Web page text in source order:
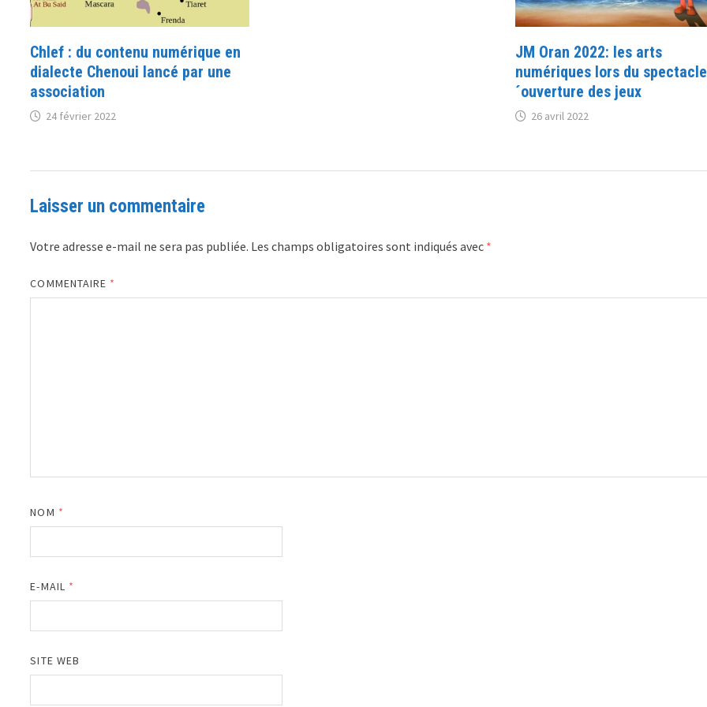
Chlef : du contenu numérique en
dialecte Chenoui lancé par une
association
24 février 2022
JM Oran 2022: les arts
numériques lors du
´ouverture des jeux
26 avril 2022
Laisser un commentaire
Votre adresse e-mail ne sera pas publiée. Les champs obligatoires sont indiqués avec *
COMMENTAIRE *
NOM *
E-MAIL *
SITE WEB